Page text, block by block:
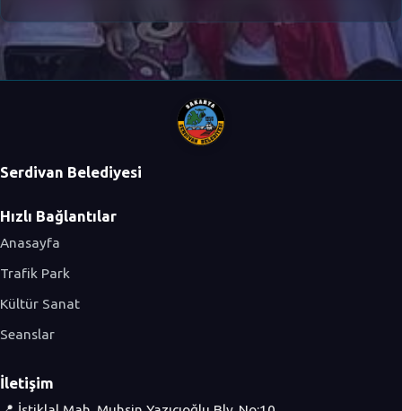
Serdivan Belediyesi
Hızlı Bağlantılar
Anasayfa
Trafik Park
Kültür Sanat
Seanslar
İletişim